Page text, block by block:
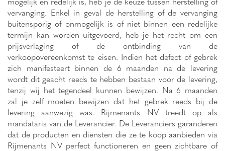
vervanging. Enkel in geval de herstelling of de vervanging
buitensporig of onmogelijk is of niet binnen een redelijke
termijn kan worden uitgevoerd, heb je het recht om een
prijsverlaging of de ontbinding van de
verkoopovereenkomst te eisen. Indien het defect of gebrek
zich manifesteert binnen de 6 maanden na de levering
wordt dit geacht reeds te hebben bestaan voor de levering,
tenzij wij het tegendeel kunnen bewijzen. Na 6 maanden
zal je zelf moeten bewijzen dat het gebrek reeds bij de
levering aanwezig was. Rijmenants NV treedt op als
mandataris van de Leverancier. De Leveranciers garanderen
dat de producten en diensten die ze te koop aanbieden via
Rijmenants NV perfect functioneren en geen zichtbare of